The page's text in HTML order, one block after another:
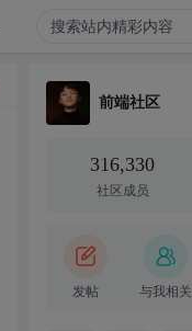
前端社区
316,330
社区成员
发帖 与我相关